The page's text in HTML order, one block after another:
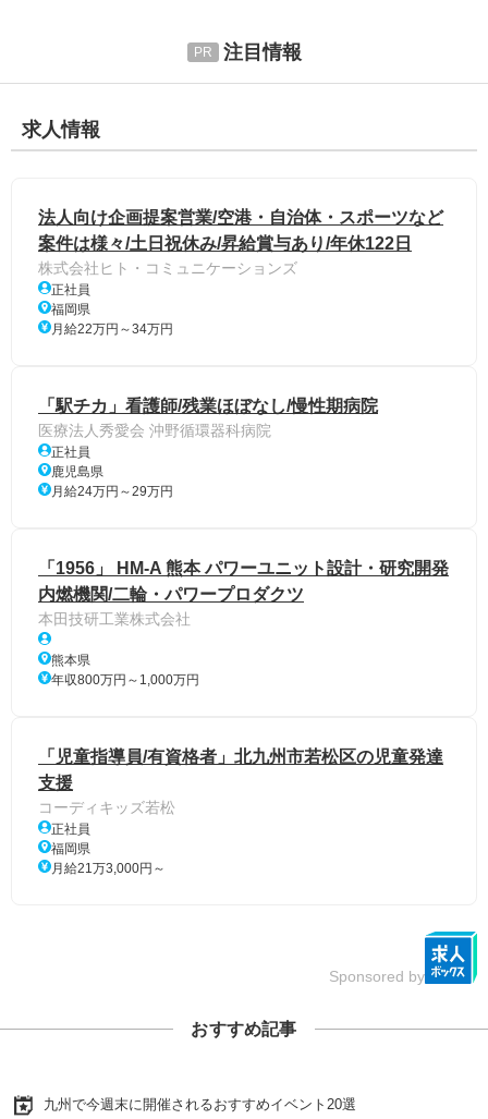
注目情報
求人情報
法人向け企画提案営業/空港・自治体・スポーツなど
案件は様々/土日祝休み/昇給賞与あり/年休122日
株式会社ヒト・コミュニケーションズ
正社員
福岡県
月給22万円～34万円
「駅チカ」看護師/残業ほぼなし/慢性期病院
医療法人秀愛会 沖野循環器科病院
正社員
鹿児島県
月給24万円～29万円
「1956」 HM-A 熊本 パワーユニット設計・研究開発
内燃機関/二輪・パワープロダクツ
本田技研工業株式会社
熊本県
年収800万円～1,000万円
「児童指導員/有資格者」北九州市若松区の児童発達
支援
コーディキッズ若松
正社員
福岡県
月給21万3,000円～
Sponsored by
おすすめ記事
九州で今週末に開催されるおすすめイベント20選